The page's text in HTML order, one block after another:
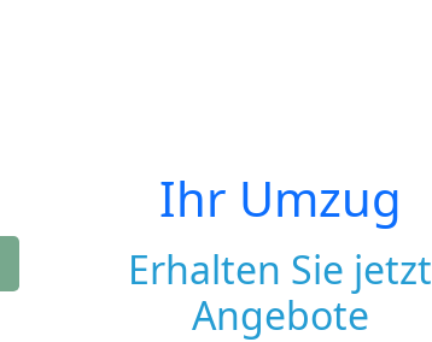
Ihr Umzug
Erhalten Sie jetzt
Angebote